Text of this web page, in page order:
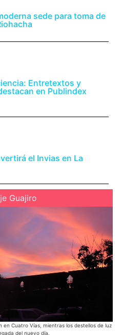
sede para toma de
Entretextos y
en Publindex
el Invias en La
Guajiro
en Cuatro Vías, mientras los destellos de luz
del nuevo día.